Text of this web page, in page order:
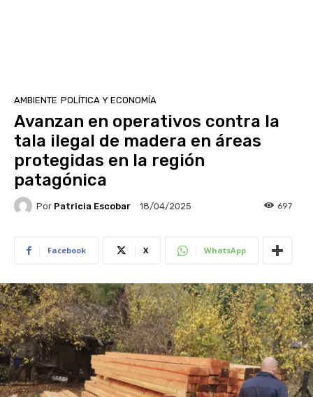
AMBIENTE POLÍTICA Y ECONOMÍA
Avanzan en operativos contra la
tala ilegal de madera en áreas
protegidas en la región
patagónica
Por Patricia Escobar 18/04/2025 697
Facebook X WhatsApp